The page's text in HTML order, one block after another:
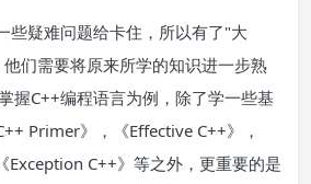
些疑难问题给卡住，所以有了"大
们需要将原来所学的知识进一步熟
握C++编程语言为例，除了学一些基
Primer》，《Effective C++》，
Exception C++》等之外，更重要的是